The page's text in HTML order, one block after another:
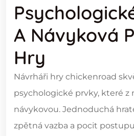
A Návyková
Hry
Návrháři hry chickenroad
psychologické prvky, které z
návykovou. Jednoduchá
zpětná vazba a pocit